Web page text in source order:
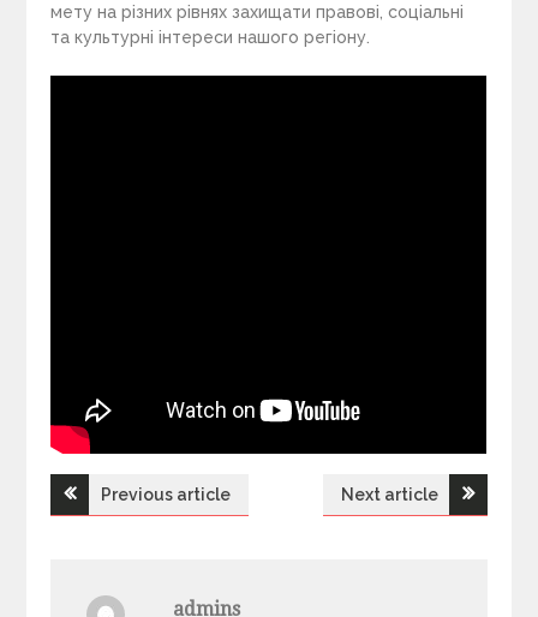
мету на різних рівнях захищати правові, соціальні
та культурні інтереси нашого регіону.
Н
Previous article Next article
admins